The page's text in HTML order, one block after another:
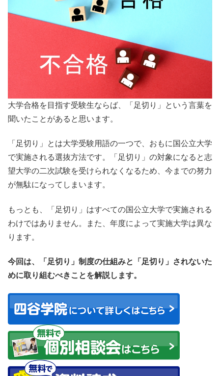
大学合格を目指す受験生ならば、「足切り」という言葉を
聞いたことがあると思います。
「足切り」とは大学受験用語の一つで、おもに国公立大学
で実施される選抜方法です。「足切り」の対象になると志
望大学の二次試験を受けられなくなるため、今までの努力
が無駄になってしまいます。
もっとも、「足切り」はすべての国公立大学で実施される
わけではありません。また、年度によって実施大学は異な
ります。
今回は、「足切り」制度の仕組みと「足切り」されないた
めに取り組むべきことを解説します。